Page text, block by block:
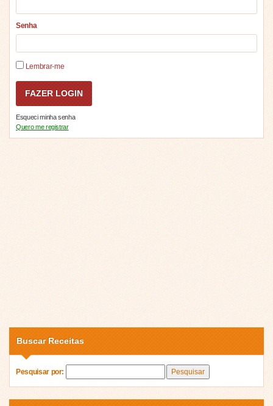
Senha
Lembrar-me
Esqueci minha senha
Quero me registrar
Buscar Receitas
Pesquisar por: